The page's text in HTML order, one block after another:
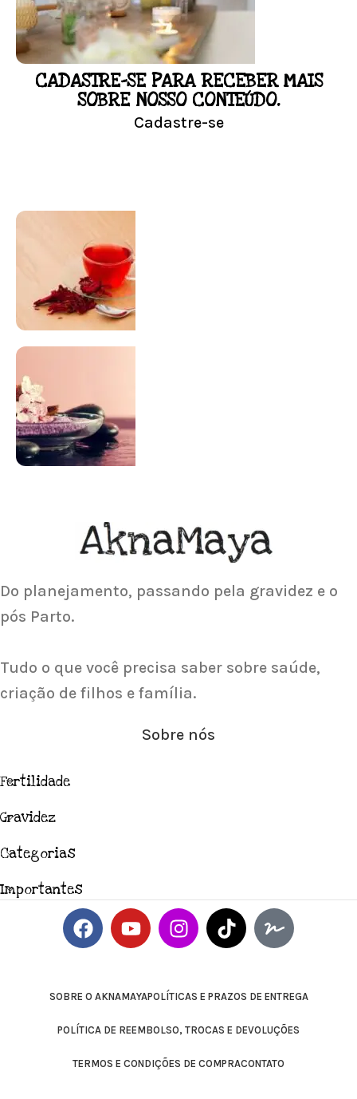
Conheça mais e faça sua Pesquisa
LOJA
CADASTRE-SE PARA RECEBER MAIS
SOBRE NOSSO CONTEÚDO.
Cadastre-se
Para antes e depois de engravidar
Saiba Mais
Acupuntura focada para Fertilidade e
Gravidez
Saiba Mais
Do planejamento, passando pela gravidez e o
pós Parto.
Tudo o que você precisa saber sobre saúde,
criação de filhos e família.
Sobre nós
Fertilidade
Gravidez
Categorias
Importantes
SOBRE O AKNAMAYAPOLÍTICAS E PRAZOS DE ENTREGA
POLÍTICA DE REEMBOLSO, TROCAS E DEVOLUÇÕES
TERMOS E CONDIÇÕES DE COMPRACONTATO